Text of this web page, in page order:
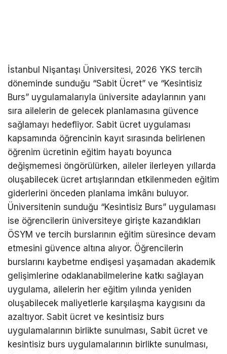
İstanbul Nişantaşı Üniversitesi, 2026 YKS tercih
döneminde sunduğu “Sabit Ücret” ve “Kesintisiz
Burs” uygulamalarıyla üniversite adaylarının yanı
sıra ailelerin de gelecek planlamasına güvence
sağlamayı hedefliyor. Sabit ücret uygulaması
kapsamında öğrencinin kayıt sırasında belirlenen
öğrenim ücretinin eğitim hayatı boyunca
değişmemesi öngörülürken, aileler ilerleyen yıllarda
oluşabilecek ücret artışlarından etkilenmeden eğitim
giderlerini önceden planlama imkânı buluyor.
Üniversitenin sunduğu “Kesintisiz Burs” uygulaması
ise öğrencilerin üniversiteye girişte kazandıkları
ÖSYM ve tercih burslarının eğitim süresince devam
etmesini güvence altına alıyor. Öğrencilerin
burslarını kaybetme endişesi yaşamadan akademik
gelişimlerine odaklanabilmelerine katkı sağlayan
uygulama, ailelerin her eğitim yılında yeniden
oluşabilecek maliyetlerle karşılaşma kaygısını da
azaltıyor. Sabit ücret ve kesintisiz burs
uygulamalarının birlikte sunulması, Sabit ücret ve
kesintisiz burs uygulamalarının birlikte sunulması,